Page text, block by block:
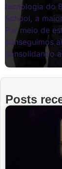
tecnologia do
School, a
Por meio de
conseguimos
consolidando
Posts